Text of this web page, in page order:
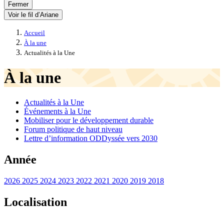
Fermer
Voir le fil d’Ariane
Accueil
À la une
Actualités à la Une
À la une
Actualités à la Une
Événements à la Une
Mobiliser pour le développement durable
Forum politique de haut niveau
Lettre d’information ODDyssée vers 2030
Année
2026 2025 2024 2023 2022 2021 2020 2019 2018
Localisation